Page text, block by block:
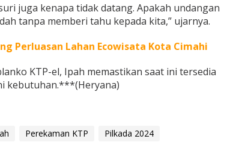
juga kenapa tidak datang. Apakah undangan
tanpa memberi tahu kepada kita,” ujarnya.
Perluasan Lahan Ecowisata Kota Cimahi
KTP-el, Ipah memastikan saat ini tersedia
kebutuhan.***(Heryana)
Perekaman KTP Pilkada 2024